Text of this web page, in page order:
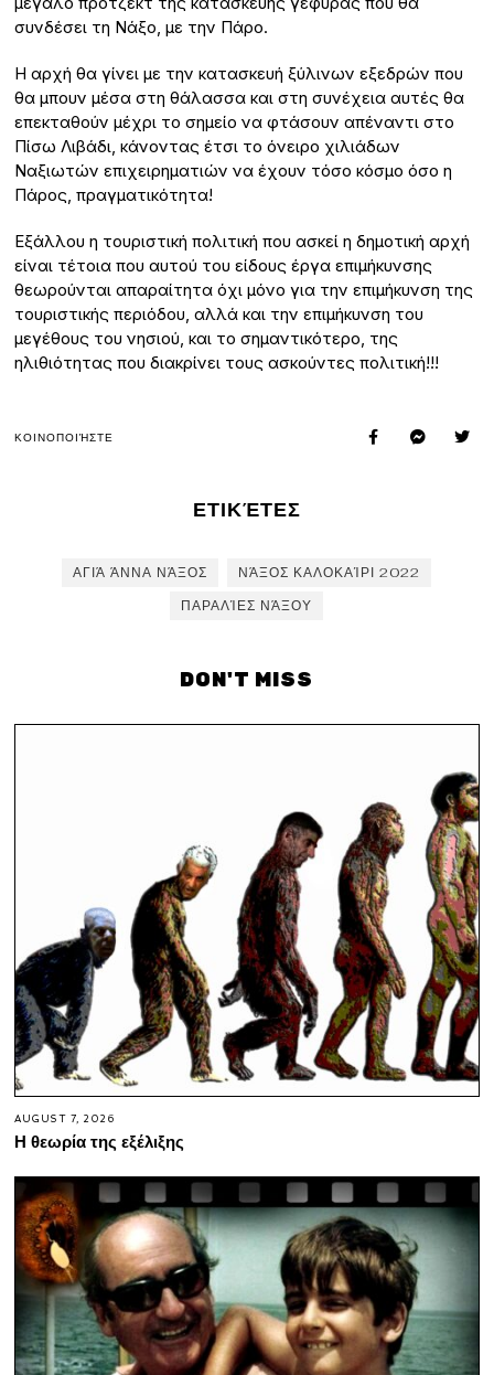
συνδέσει τη Νάξο, με την Πάρο.
Η αρχή θα γίνει με την κατασκευή ξύλινων εξεδρών που
θα μπουν μέσα στη θάλασσα και στη συνέχεια αυτές θα
επεκταθούν μέχρι το σημείο να φτάσουν απέναντι στο
Πίσω Λιβάδι, κάνοντας έτσι το όνειρο χιλιάδων
Ναξιωτών επιχειρηματιών να έχουν τόσο κόσμο όσο η
Πάρος, πραγματικότητα!
Εξάλλου η τουριστική πολιτική που ασκεί η δημοτική αρχή
είναι τέτοια που αυτού του είδους έργα επιμήκυνσης
θεωρούνται απαραίτητα όχι μόνο για την επιμήκυνση της
τουριστικής περιόδου, αλλά και την επιμήκυνση του
μεγέθους του νησιού, και το σημαντικότερο, της
ηλιθιότητας που διακρίνει τους ασκούντες πολιτική!!!
ΚΟΙΝΟΠΟΙΉΣΤΕ
ΕΤΙΚΈΤΕΣ
ΑΓΙΆ ΆΝΝΑ ΝΆΞΟΣ
ΝΆΞΟΣ ΚΑΛΟΚΑΊΡΙ 2022
ΠΑΡΑΛΊΕΣ ΝΆΞΟΥ
DON'T MISS
AUGUST 7, 2026
Η θεωρία της εξέλιξης